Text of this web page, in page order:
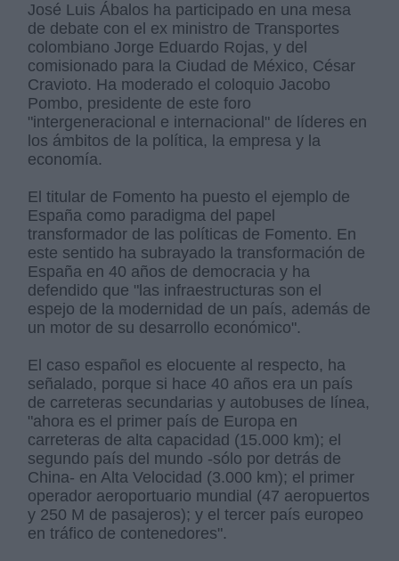
José Luis Ábalos ha participado en una mesa
de debate con el ex ministro de Transportes
colombiano Jorge Eduardo Rojas, y del
comisionado para la Ciudad de México, César
Cravioto. Ha moderado el coloquio Jacobo
Pombo, presidente de este foro
"intergeneracional e internacional" de líderes en
los ámbitos de la política, la empresa y la
economía.
El titular de Fomento ha puesto el ejemplo de
España como paradigma del papel
transformador de las políticas de Fomento. En
este sentido ha subrayado la transformación de
España en 40 años de democracia y ha
defendido que "las infraestructuras son el
espejo de la modernidad de un país, además de
un motor de su desarrollo económico".
El caso español es elocuente al respecto, ha
señalado, porque si hace 40 años era un país
de carreteras secundarias y autobuses de línea,
"ahora es el primer país de Europa en
carreteras de alta capacidad (15.000 km); el
segundo país del mundo -sólo por detrás de
China- en Alta Velocidad (3.000 km); el primer
operador aeroportuario mundial (47 aeropuertos
y 250 M de pasajeros); y el tercer país europeo
en tráfico de contenedores".